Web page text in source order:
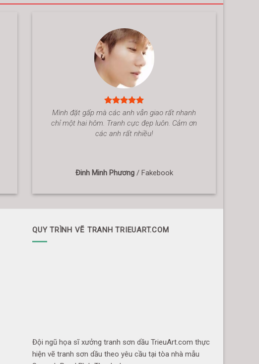
Mình đặt gấp mà các anh vẫn giao rất nhanh
chỉ một hai hôm. Tranh cực đẹp luôn. Cảm ơn
các anh rất nhiều!
Đinh Minh Phương / Fakebook
QUY TRÌNH VẼ TRANH TRIEUART.COM
Đội ngũ họa sĩ xưởng tranh sơn dầu TrieuArt.com thực
hiện vẽ tranh sơn dầu theo yêu cầu tại tòa nhà mẫu